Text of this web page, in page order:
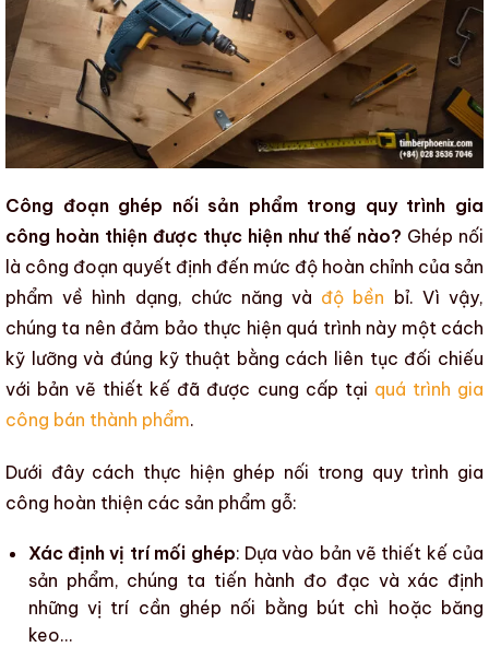
Công đoạn ghép nối sản phẩm trong quy trình gia
công hoàn thiện được thực hiện như thế nào? Ghép nối
là công đoạn quyết định đến mức độ hoàn chỉnh của sản
phẩm về hình dạng, chức năng và độ bền bỉ. Vì vậy,
chúng ta nên đảm bảo thực hiện quá trình này một cách
kỹ lưỡng và đúng kỹ thuật bằng cách liên tục đối chiếu
với bản vẽ thiết kế đã được cung cấp tại quá trình gia
công bán thành phẩm.
Dưới đây cách thực hiện ghép nối trong quy trình gia
công hoàn thiện các sản phẩm gỗ:
Xác định vị trí mối ghép: Dựa vào bản vẽ thiết kế của
sản phẩm, chúng ta tiến hành đo đạc và xác định
những vị trí cần ghép nối bằng bút chì hoặc băng
keo…